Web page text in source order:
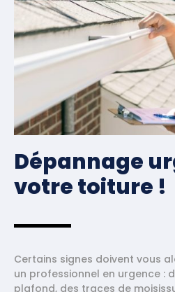
Dépannage
votre toiture !
Certains signes doivent vous
un professionnel en urgence :
plafond, des traces de